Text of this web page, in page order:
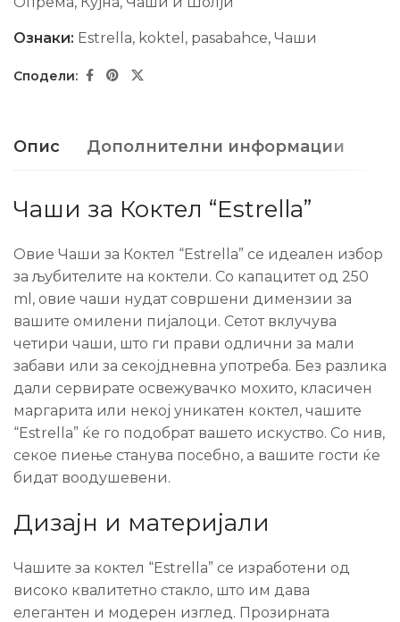
Ознаки: Estrella, koktel , pasabahce, Чаши
Опис Дополнителни информации
Чаши за Коктел “Estrella”
Овие Чаши за Коктел “Estrella” се идеален избор
за љубителите на коктели. Со капацитет од 250
ml, овие чаши нудат совршени димензии за
вашите омилени пијалоци. Сетот вклучува
четири чаши, што ги прави одлични за мали
забави или за секојдневна употреба. Без разлика
дали сервирате освежувачко мохито, класичен
маргарита или некој уникатен коктел, чашите
“Estrella” ќе го подобрат вашето искуство. Со нив,
секое пиење станува посебно, а вашите гости ќе
бидат воодушевени.
Дизајн и материјали
Чашите за коктел “Estrella” се изработени од
високо квалитетно стакло, што им дава
елегантен и модерен изглед. Прозирната